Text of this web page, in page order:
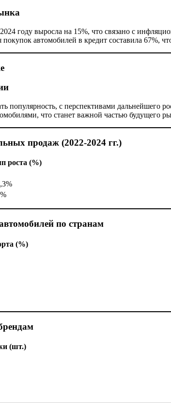
году выросла на 15%, что связано с
автомобилей в кредит составила 67%,
популярность, с перспективами дальнейшего
что станет важной частью будущего
продаж (2022-2024 гг.)
роста (%)
по странам
(%)
(шт.)